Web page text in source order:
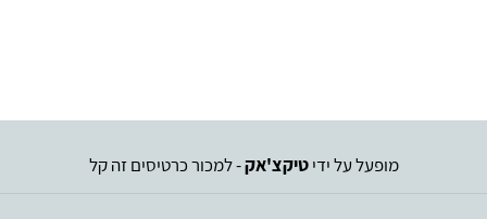
מופעל על ידיטיקצ'אק- למכור כרטיסים זה קל